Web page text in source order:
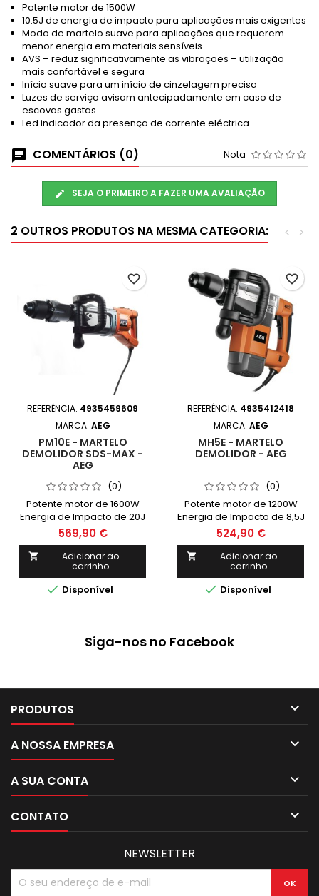
Potente motor de 1500W
10.5J de energia de impacto para aplicações mais exigentes
Modo de martelo suave para aplicações que requerem
menor energia em materiais sensíveis
AVS – reduz significativamente as vibrações – utilização
mais confortável e segura
Início suave para um início de cinzelagem precisa
Luzes de serviço avisam antecipadamente em caso de
escovas gastas
Led indicador da presença de corrente eléctrica
COMENTÁRIOS (0) Nota
SEJA O PRIMEIRO A FAZER UMA AVALIAÇÃO
2 OUTROS PRODUTOS NA MESMA CATEGORIA: >
<
REFERÊNCIA: 4935459609
MARCA: AEG
PM10E - MARTELO
DEMOLIDOR SDS-MAX -
AEG
(0)
Potente motor de 1600W
Energia de Impacto de 20J
para uma alta
rentabilidade Electrónica
com velocidade variavel
Limitação da velocidade
em vazio
569,90 €

Adicionar ao
carrinho
 Disponível
favorite_border
REFERÊNCIA: 4935412418
MARCA: AEG
MH5E - MARTELO
DEMOLIDOR - AEG
(0)
Potente motor de 1200W
Energia de Impacto de 8,5J
para uma alta
rentabilidade Modo de
redução da energia de
impacto e da velocidade
para furar/cinzelar
materiais mais sensíveis
524,90 €

Adicionar ao
carrinho
 Disponível
favorite_border
Siga-nos no Facebook
PRODUTOS 
A NOSSA EMPRESA 
A SUA CONTA 
CONTATO 
NEWSLETTER